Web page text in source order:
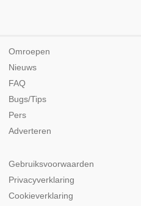
Omroepen
Nieuws
FAQ
Bugs/Tips
Pers
Adverteren
Gebruiksvoorwaarden
Privacyverklaring
Cookieverklaring